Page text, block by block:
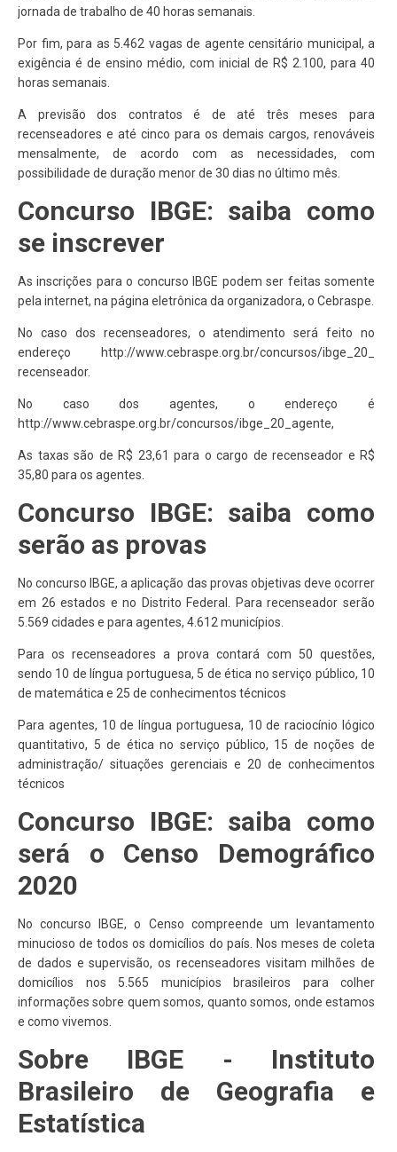
jornada de trabalho de 40 horas semanais.
Por fim, para as 5.462 vagas de agente censitário municipal, a
exigência é de ensino médio, com inicial de R$ 2.100, para 40
horas semanais.
A previsão dos contratos é de até três meses para
recenseadores e até cinco para os demais cargos, renováveis
mensalmente, de acordo com as necessidades, com
possibilidade de duração menor de 30 dias no último mês.
Concurso IBGE: saiba como
se inscrever
As inscrições para o concurso IBGE podem ser feitas somente
pela internet, na página eletrônica da organizadora, o Cebraspe.
No caso dos recenseadores, o atendimento será feito no
endereço http://www.cebraspe.org.br/concursos/ibge_20_
recenseador.
No caso dos agentes, o endereço é
http://www.cebraspe.org.br/concursos/ibge_20_agente,
As taxas são de R$ 23,61 para o cargo de recenseador e R$
35,80 para os agentes.
Concurso IBGE: saiba como
serão as provas
No concurso IBGE, a aplicação das provas objetivas deve ocorrer
em 26 estados e no Distrito Federal. Para recenseador serão
5.569 cidades e para agentes, 4.612 municípios.
Para os recenseadores a prova contará com 50 questões,
sendo 10 de língua portuguesa, 5 de ética no serviço público, 10
de matemática e 25 de conhecimentos técnicos
Para agentes, 10 de língua portuguesa, 10 de raciocínio lógico
quantitativo, 5 de ética no serviço público, 15 de noções de
administração/ situações gerenciais e 20 de conhecimentos
técnicos
Concurso IBGE: saiba como
será o Censo Demográfico
2020
No concurso IBGE, o Censo compreende um levantamento
minucioso de todos os domicílios do país. Nos meses de coleta
de dados e supervisão, os recenseadores visitam milhões de
domicílios nos 5.565 municípios brasileiros para colher
informações sobre quem somos, quanto somos, onde estamos
e como vivemos.
Sobre IBGE - Instituto
Brasileiro de Geografia e
Estatística